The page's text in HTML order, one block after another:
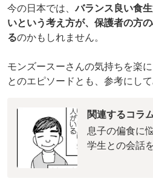
今の日本では、バランス良い食
いという考え方が、保護者の方
るのかもしれません。
モンズースーさんの気持ちを楽
とのエピソードとも、参考にして
関連するコラ
息子の偏食に
学生との会話